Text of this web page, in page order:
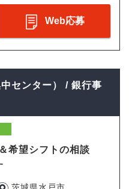
Web応募
センター） / 銀行事
希望シフトの相談